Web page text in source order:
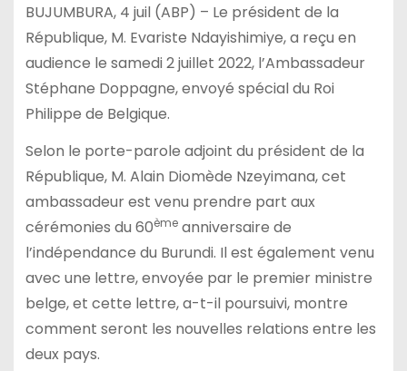
BUJUMBURA, 4 juil (ABP) – Le président de la
République, M. Evariste Ndayishimiye, a reçu en
audience le samedi 2 juillet 2022, l’Ambassadeur
Stéphane Doppagne, envoyé spécial du Roi
Philippe de Belgique.
Selon le porte-parole adjoint du président de la
République, M. Alain Diomède Nzeyimana, cet
ambassadeur est venu prendre part aux
cérémonies du 60èmeanniversaire de
l’indépendance du Burundi. Il est également venu
avec une lettre, envoyée par le premier ministre
belge, et cette lettre, a-t-il poursuivi, montre
comment seront les nouvelles relations entre les
deux pays.